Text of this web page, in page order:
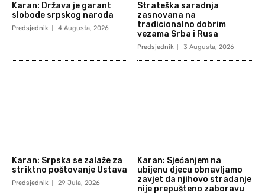
Karan: Država je garant
slobode srpskog naroda
Predsjednik 4 Augusta, 2026
Strateška saradnja
zasnovana na
tradicionalno dobrim
vezama Srba i Rusa
Predsjednik 3 Augusta, 2026
Karan: Srpska se zalaže za
striktno poštovanje Ustava
Predsjednik 29 Jula, 2026
Karan: Sjećanjem na
ubijenu djecu obnavljamo
zavjet da njihovo stradanje
nije prepušteno zaboravu